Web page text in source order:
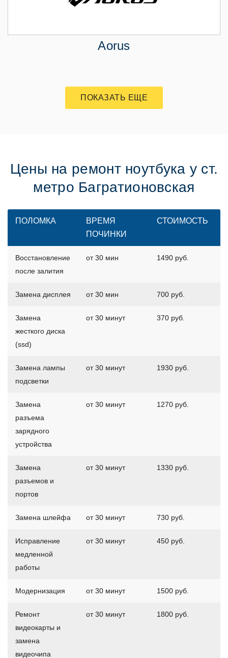
Aorus
ПОКАЗАТЬ ЕЩЕ
Цены на ремонт ноутбука у ст.
метро Багратионовская
ПОЛОМКА
ВРЕМЯ
ПОЧИНКИ
СТОИМОСТЬ
Восстановление
после залития
от 30 мин 1490 руб.
Замена дисплея от 30 мин 700 руб.
Замена
жесткого диска
(ssd)
от 30 минут 370 руб.
Замена лампы
подсветки
от 30 минут 1930 руб.
Замена
разъема
зарядного
устройства
от 30 минут 1270 руб.
Замена
разъемов и
портов
от 30 минут 1330 руб.
Замена шлейфа от 30 минут 730 руб.
Исправление
медленной
работы
от 30 минут 450 руб.
Модернизация от 30 минут 1500 руб.
Ремонт
видеокарты и
замена
видеочипа
от 30 минут 1800 руб.